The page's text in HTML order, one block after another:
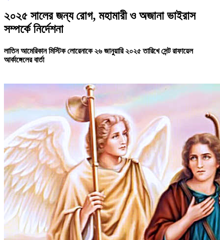
২০২৫ সালের জন্য রোগ, মহামারী ও অজানা ভাইরাস
সম্পর্কে নির্দেশনা
লাতিন আমেরিকান মিস্টিক লোরেনাকে ২৬ জানুয়ারি ২০২৫ তারিখে সেন্ট রাফায়েল
আর্কাঙ্গেলের বার্তা